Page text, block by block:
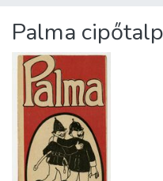
Statistics
About us
Palma